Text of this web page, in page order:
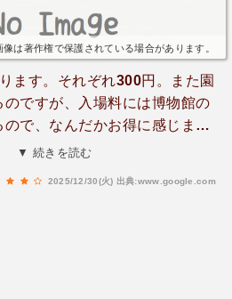
像は著作権で保護されている場合があります。
ます。それぞれ300円。また園
のですが、入場料には博物館の
で、なんだかお得に感じまし
（10円玉の裏側に描かれてる建
▼ 続きを読む
2025/12/30(火) 出典:www.google.com